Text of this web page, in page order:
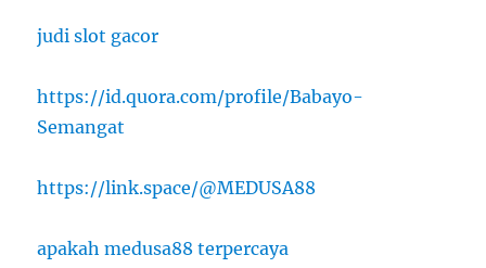
judi slot gacor
https://id.quora.com/profile/Babayo-
Semangat
https://link.space/@MEDUSA88
apakah medusa88 terpercaya